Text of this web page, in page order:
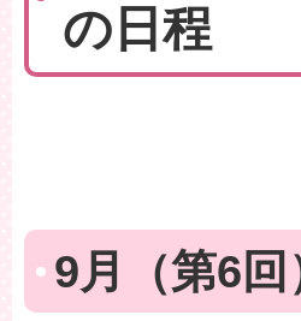
の日程
9月（第6